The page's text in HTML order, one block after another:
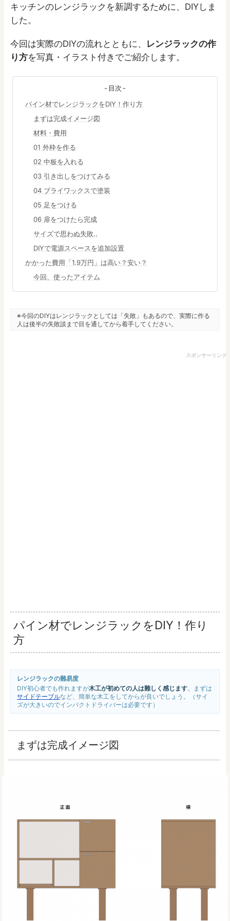
キッチンのレンジラックを新調するために、DIYしま
した。
今回は実際のDIYの流れとともに、 レンジラックの作
り方を写真・イラスト付きでご紹介します。
目次
パイン材でレンジラックをDIY！作り方
まずは完成イメージ図
材料・費用
01 外枠を作る
02 中板を入れる
03 引き出しをつけてみる
04 ブライワックスで塗装
05 足をつける
06 扉をつけたら完成
サイズで思わぬ失敗..
DIYで電源スペースを追加設置
かかった費用「1.9万円」は高い？安い？
今回、使ったアイテム
※今回のDIYはレンジラックとしては「失敗」もあるので、実際に作る
人は後半の失敗談まで目を通してから着手してください。
スポンサーリンク
パイン材でレンジラックをDIY！作り
方
レンジラックの難易度
DIY初心者でも作れますが木工が初めての人は難しく感じます。まずは
サイドテーブルなど、簡単な木工をしてからが良いでしょう。（サイ
ズが大きいのでインパクトドライバーは必要です）
まずは完成イメージ図